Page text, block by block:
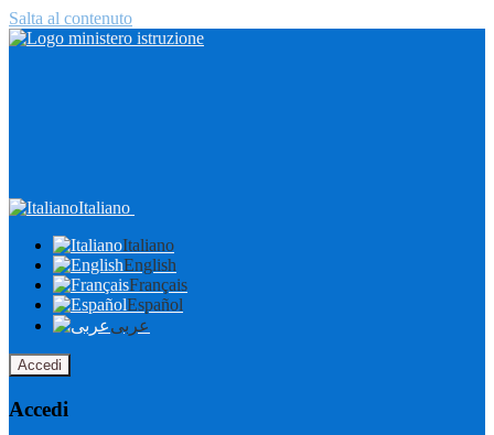
Salta al contenuto
Italiano
Italiano
English
Français
Español
عربى
Accedi
Accedi